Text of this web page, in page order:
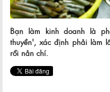
Bạn làm kinh doanh là
thuyền', xác định phải làm
rồi nản chí.